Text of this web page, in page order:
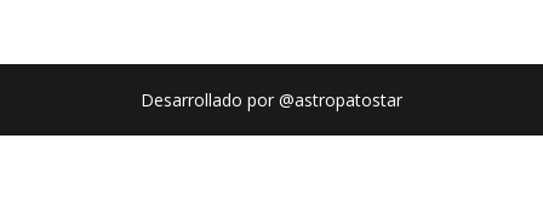
Desarrollado por @astropatostar